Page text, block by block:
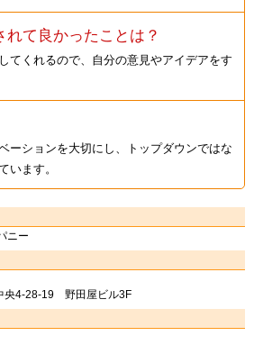
て良かったことは？
てくれるので、自分の意見やアイデアをす
ーションを大切にし、トップダウンではな
います。
ニー
央4-28-19 野田屋ビル3F